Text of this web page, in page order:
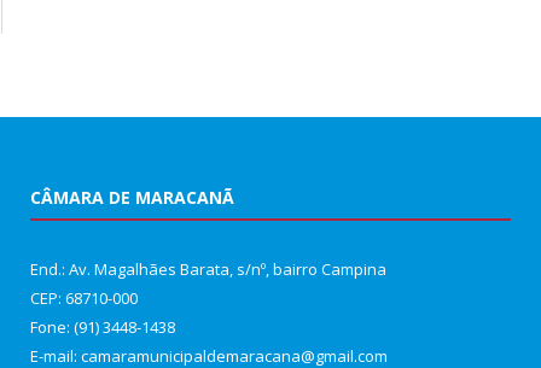
CÂMARA DE MARACANÃ
End.: Av. Magalhães Barata, s/nº, bairro Campina
CEP: 68710-000
Fone: (91) 3448-1438
E-mail: camaramunicipaldemaracana@gmail.com